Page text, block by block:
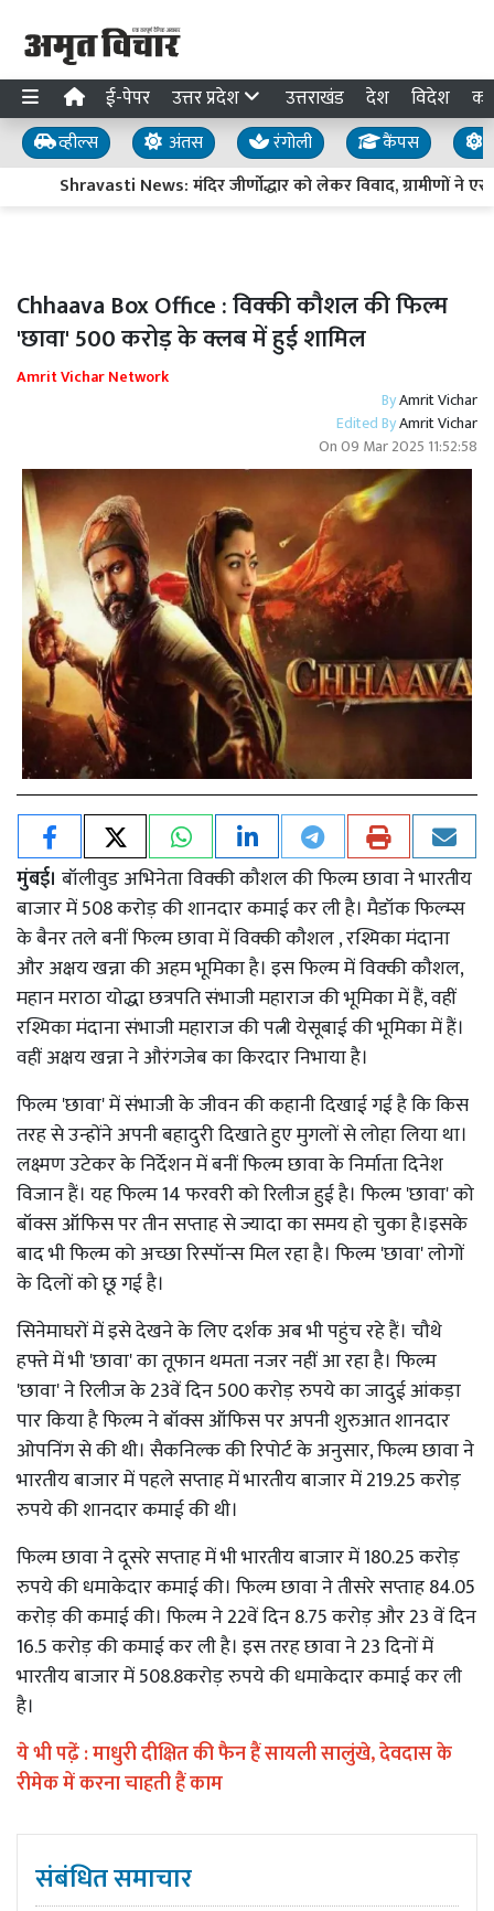
ई-पेपर उत्तर प्रदेश उत्तराखंड देश विदेश
व्हील्स अंतस रंगोली कैंपस
Shravasti News: मंदिर जीर्णोद्धार को लेकर विवाद, ग्रामीणों ने
Chhaava Box Office : विक्की कौशल की फिल्म
'छावा' 500 करोड़ के क्लब में हुई शामिल
Amrit Vichar Network
ByAmrit Vichar
Edited ByAmrit Vichar
On09 Mar 2025 11:52:58
मुंबई। बॉलीवुड अभिनेता विक्की कौशल की फिल्म छावा ने भारतीय
बाजार में 508 करोड़ की शानदार कमाई कर ली है। मैडॉक फिल्म्स
के बैनर तले बनीं फिल्म छावा में विक्की कौशल , रश्मिका मंदाना
और अक्षय खन्ना की अहम भूमिका है। इस फिल्म में विक्की कौशल,
महान मराठा योद्धा छत्रपति संभाजी महाराज की भूमिका में हैं, वहीं
रश्मिका मंदाना संभाजी महाराज की पत्नी येसूबाई की भूमिका में हैं।
वहीं अक्षय खन्ना ने औरंगजेब का किरदार निभाया है।
फिल्म 'छावा' में संभाजी के जीवन की कहानी दिखाई गई है कि किस
तरह से उन्होंने अपनी बहादुरी दिखाते हुए मुगलों से लोहा लिया था।
लक्ष्मण उटेकर के निर्देशन में बनीं फिल्म छावा के निर्माता दिनेश
विजान हैं। यह फिल्म 14 फरवरी को रिलीज हुई है। फिल्म 'छावा' को
बॉक्स ऑफिस पर तीन सप्ताह से ज्यादा का समय हो चुका है।इसके
बाद भी फिल्म को अच्छा रिस्पॉन्स मिल रहा है। फिल्म 'छावा' लोगों
के दिलों को छू गई है।
सिनेमाघरों में इसे देखने के लिए दर्शक अब भी पहुंच रहे हैं। चौथे
हफ्ते में भी 'छावा' का तूफान थमता नजर नहीं आ रहा है। फिल्म
'छावा' ने रिलीज के 23वें दिन 500 करोड़ रुपये का जादुई आंकड़ा
पार किया है फिल्म ने बॉक्स ऑफिस पर अपनी शुरुआत शानदार
ओपनिंग से की थी। सैकनिल्क की रिपोर्ट के अनुसार, फिल्म छावा ने
भारतीय बाजार में पहले सप्ताह में भारतीय बाजार में 219.25 करोड़
रुपये की शानदार कमाई की थी।
फिल्म छावा ने दूसरे सप्ताह में भी भारतीय बाजार में 180.25 करोड़
रुपये की धमाकेदार कमाई की। फिल्म छावा ने तीसरे सप्ताह 84.05
करोड़ की कमाई की। फिल्म ने 22वें दिन 8.75 करोड़ और 23 वें दिन
16.5 करोड़ की कमाई कर ली है। इस तरह छावा ने 23 दिनों में
भारतीय बाजार में 508.8करोड़ रुपये की धमाकेदार कमाई कर ली
है।
ये भी पढे़ं :माधुरी दीक्षित की फैन हैं सायली सालुंखे, देवदास के
रीमेक में करना चाहती हैं काम
संबंधित समाचार